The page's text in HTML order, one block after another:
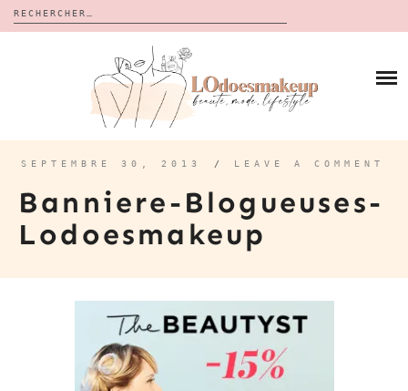
Rechercher :
CALENDRIERS DE L’AVENT
BON PLAN
À PROPOS
CONTACT
SEPTEMBRE 30, 2013 / LEAVE A COMMENT
Banniere-Blogueuses-
Lodoesmakeup